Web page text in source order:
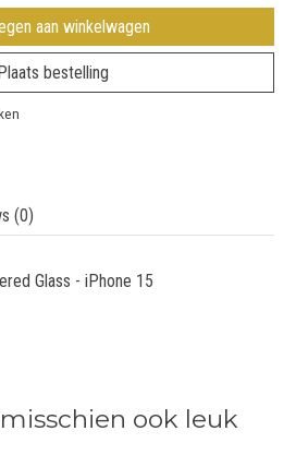
aan winkelwagen
bestelling
(0)
Glass - iPhone 15
ook leuk